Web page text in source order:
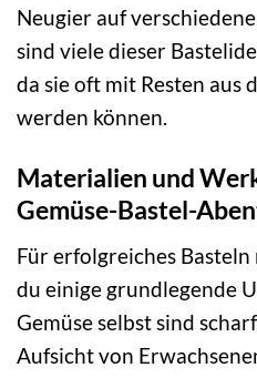
Neugier auf
sind viele dieser
da sie oft mit Resten aus
werden können.
Materialien und
Gemüse-Bastel-
Für erfolgreiches
du einige grundlegende
Gemüse selbst sind
Aufsicht von